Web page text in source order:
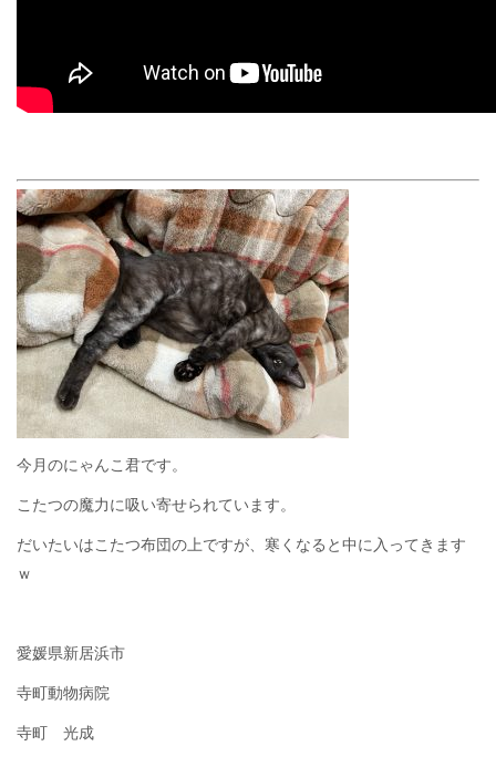
今月のにゃんこ君です。
こたつの魔力に吸い寄せられています。
だいたいはこたつ布団の上ですが、寒くなると中に入ってきます
ｗ
愛媛県新居浜市
寺町動物病院
寺町 光成